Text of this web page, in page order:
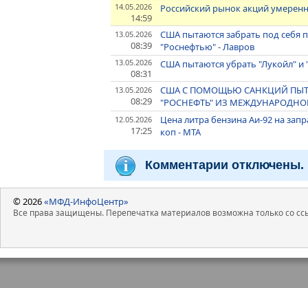
14.05.2026
14:59
Российский рынок акций
13.05.2026
08:39
США пытаются забрать под себя
"Роснефтью" - Лавров
13.05.2026
08:31
США пытаются убрать "Лукойл" и
13.05.2026
08:29
США С ПОМОЩЬЮ САНКЦИЙ
"РОСНЕФТЬ" ИЗ
12.05.2026
17:25
Цена литра бензина Аи-92 на
коп - МТА
Комментарии отключены.
© 2026«МФД-ИнфоЦентр»
Все права защищены. Перепечатка материалов возможна только со